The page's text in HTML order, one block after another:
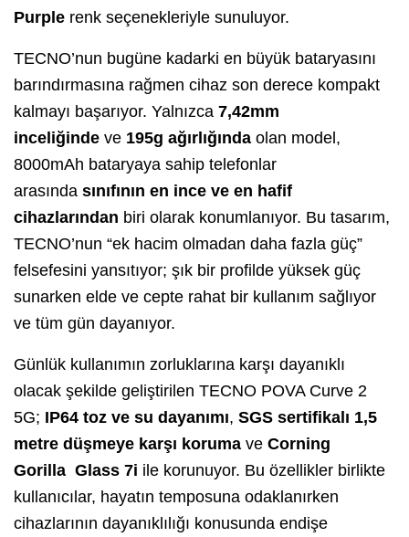
Purple renk seçenekleriyle sunuluyor.
TECNO’nun bugüne kadarki en büyük bataryasını
barındırmasına rağmen cihaz son derece kompakt
kalmayı başarıyor. Yalnızca 7,42mm
inceliğinde ve 195g ağırlığında olan model,
8000mAh bataryaya sahip telefonlar
arasında sınıfının en ince ve en hafif
cihazlarından biri olarak konumlanıyor. Bu tasarım,
TECNO’nun “ek hacim olmadan daha fazla güç”
felsefesini yansıtıyor; şık bir profilde yüksek güç
sunarken elde ve cepte rahat bir kullanım sağlıyor
ve tüm gün dayanıyor.
Günlük kullanımın zorluklarına karşı dayanıklı
olacak şekilde geliştirilen TECNO POVA Curve 2
5G; IP64 toz ve su dayanımı, SGS sertifikalı 1,5
metre düşmeye karşı koruma ve Corning
Gorilla Glass 7i ile korunuyor. Bu özellikler birlikte
kullanıcılar, hayatın temposuna odaklanırken
cihazlarının dayanıklılığı konusunda endişe